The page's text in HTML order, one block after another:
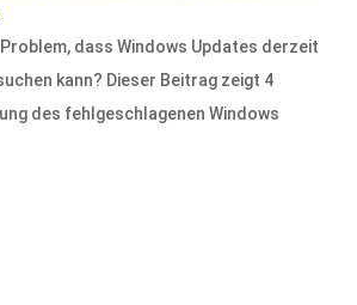
dass Windows Updates derzeit
kann? Dieser Beitrag zeigt 4
des fehlgeschlagenen Windows